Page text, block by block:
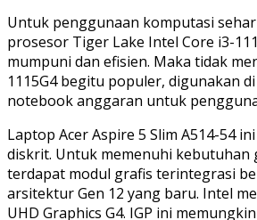
Untuk penggunaan komputasi
prosesor Tiger Lake Intel Core i3-
mumpuni dan efisien. Maka tidak
1115G4 begitu populer, digunakan
notebook anggaran untuk
Laptop Acer Aspire 5 Slim A514-54
diskrit. Untuk memenuhi kebutuhan
terdapat modul grafis terintegrasi
arsitektur Gen 12 yang baru. Intel
UHD Graphics G4. IGP ini